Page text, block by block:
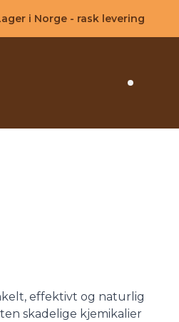
i Norge - rask levering
Search
effektivt og naturlig
skadelige kjemikalier